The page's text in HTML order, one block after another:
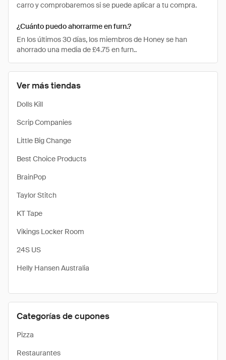
Ver más tiendas
Dolls Kill
Scrip Companies
Little Big Change
Best Choice Products
BrainPop
Taylor Stitch
KT Tape
Vikings Locker Room
24S US
Helly Hansen Australia
Categorías de cupones
Pizza
Restaurantes
carro y comprobaremos si se puede aplicar a tu compra.
¿Cuánto puedo ahorrarme en furn.?
En los últimos 30 días, los miembros de Honey se han
ahorrado una media de £4.75 en furn..